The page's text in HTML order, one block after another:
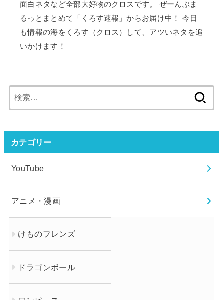
面白ネタなど全部大好物のクロスです。 ぜーんぶま
るっとまとめて「くろす速報」からお届け中！ 今日
も情報の海をくろす（クロス）して、アツいネタを追
いかけます！
索:
カテゴリー
YouTube
アニメ・漫画
けものフレンズ
ドラゴンボール